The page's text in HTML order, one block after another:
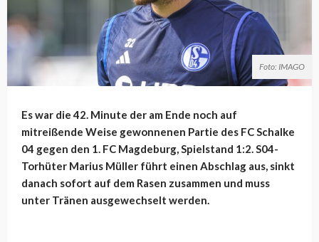
Foto: IMAGO
Es war die 42. Minute der am Ende noch auf
mitreißende Weise gewonnenen Partie des FC Schalke
04 gegen den 1. FC Magdeburg, Spielstand 1:2. S04-
Torhüter Marius Müller führt einen Abschlag aus, sinkt
danach sofort auf dem Rasen zusammen und muss
unter Tränen ausgewechselt werden.